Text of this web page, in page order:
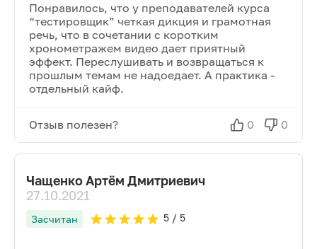
Понравилось, что у преподавателей курса
“тестировщик” четкая дикция и грамотная
речь, что в сочетании с коротким
хронометражем видео дает приятный
эффект. Переслушивать и возвращаться к
прошлым темам не надоедает. А практика -
отдельный кайф.
Отзыв полезен? 0 0
Чащенко Артём Дмитриевич
27.10.2021
Засчитан 5/ 5